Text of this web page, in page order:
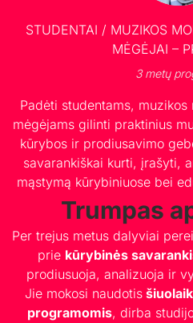
STUDENTAI / MUZIKOS
MĖGĖJAI –
3 metų
Padėti studentams,
mėgėjams gilinti praktinius
kūrybos ir prodiusavimo
savarankiškai kurti, įrašyti,
mąstymą kūrybiniuose bei
Trumpas
Per trejus metus dalyviai
prie kūrybinės
prodiusuoja, analizuoja ir
Jie mokosi naudotis
programomis, dirba